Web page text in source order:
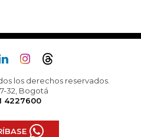
los derechos reservados.
32, Bogotá
4227600